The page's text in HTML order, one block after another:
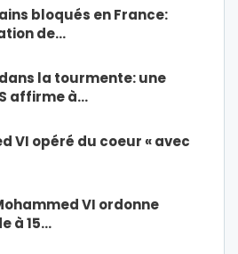
bloqués en France:
de…
la tourmente: une
affirme à…
VI opéré du coeur « avec
VI ordonne
à 15…